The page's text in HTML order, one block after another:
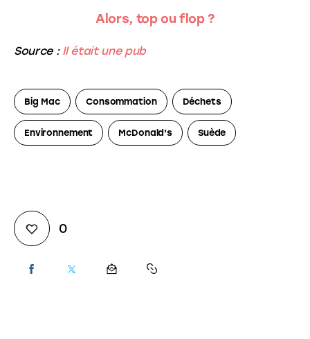
Alors, top ou flop ?
Source : Il était une pub
Big Mac Consommation Déchets
Environnement McDonald's Suède
0